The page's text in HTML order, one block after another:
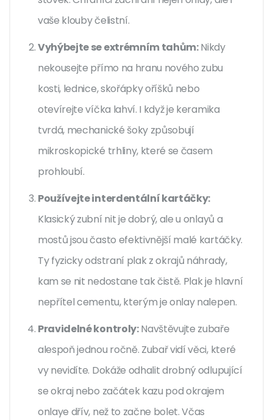
vaše klouby čelistní.
Vyhýbejte se extrémním tahům:Nikdy
nekousejte přímo na hranu nového zubu
kosti, lednice, skořápky oříšků nebo
otevírejte víčka lahví. I když je keramika
tvrdá, mechanické šoky způsobují
mikroskopické trhliny, které se časem
prohloubí.
Používejte interdentální kartáčky:
Klasický zubní nit je dobrý, ale u onlayů a
mostů jsou často efektivnější malé kartáčky.
Ty fyzicky odstraní plak z okrajů náhrady,
kam se nit nedostane tak čistě. Plak je hlavní
nepřítel cementu, kterým je onlay nalepen.
Pravidelné kontroly:Navštěvujte zubaře
alespoň jednou ročně. Zubař vidí věci, které
vy nevidíte. Dokáže odhalit drobný odlupující
se okraj nebo začátek kazu pod okrajem
onlaye dřív, než to začne bolet. Včas